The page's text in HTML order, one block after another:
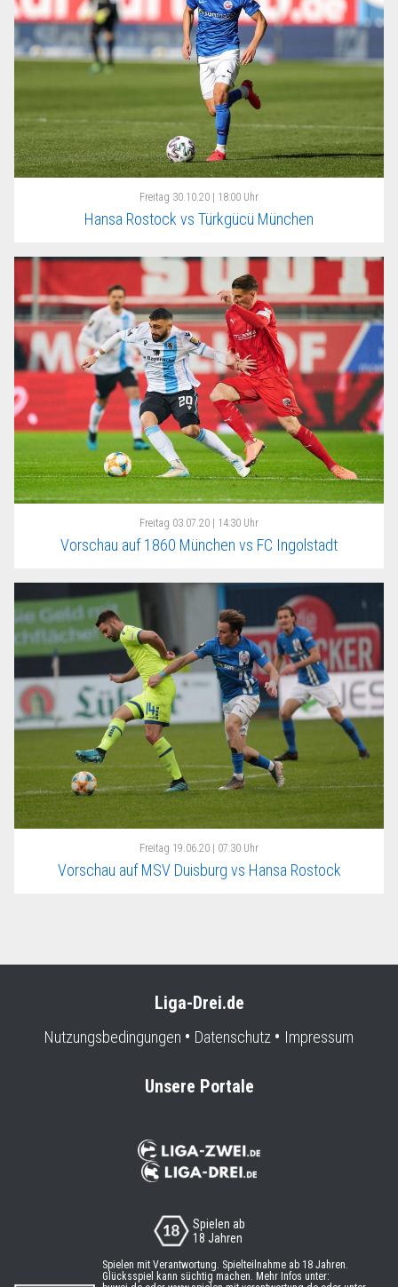
Freitag 30.10.20 | 18:00 Uhr
Hansa Rostock vs Türkgücü München
Freitag 03.07.20 | 14:30 Uhr
Vorschau auf 1860 München vs FC Ingolstadt
Freitag 19.06.20 | 07:30 Uhr
Vorschau auf MSV Duisburg vs Hansa Rostock
Liga-Drei.de
Nutzungsbedingungen Datenschutz Impressum
Unsere Portale
Spielen ab
18 Jahren
Spielen mit Verantwortung. Spielteilnahme ab 18 Jahren.
Glücksspiel kann süchtig machen. Mehr Infos unter: